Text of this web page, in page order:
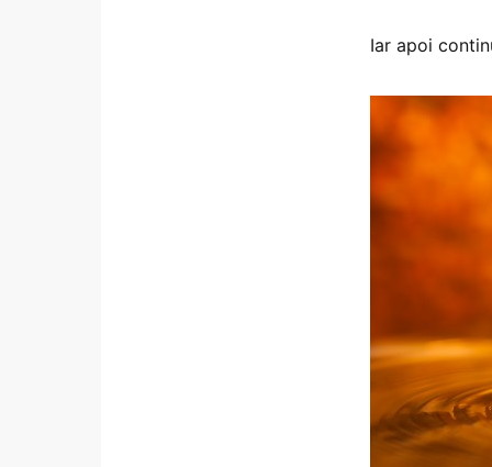
Iar apoi